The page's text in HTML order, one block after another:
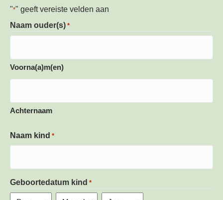
"*" geeft vereiste velden aan
Naam ouder(s) *
Voorna(a)m(en)
Achternaam
Naam kind *
Geboortedatum kind *